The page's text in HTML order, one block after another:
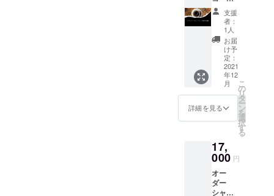
スマト
ラ島 品
種：ア
ラビカ
種 精
製：
ジャコ
ウネコ
プロセ
０日前
後とな
りま
す。 ＊
飲み放
題の
コー
ヒーは
厳選屋
ブレン
ドのみ
ケット
の使用
最初の
利用日
コー
ヒー飲
み放題
チケッ
ト ＊
コー
ヒーは
営業日
の営業
時間内
であれ
できま
す。 ＊
テイク
アウト
は対象
ヒー2ヶ
月飲み
放題チ
ケット
（ご本
人の
み）
コー
ヒー飲
み放題
チケッ
ト ＊
コー
営業日
の営業
時間内
であれ
ば何杯
でもお
支援
者：
1人
お届
け予
定：
2021
年12
月
詳細を見る
こ
の
リ
タ
ー
ン
を
選
択
す
る
17,
000 円
オー
ダー
シャツ